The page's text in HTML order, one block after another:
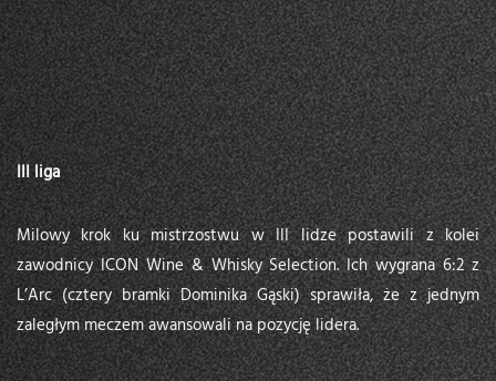
III liga
Milowy krok ku mistrzostwu w III lidze postawili z kolei
zawodnicy ICON Wine & Whisky Selection. Ich wygrana 6:2 z
L’Arc (cztery bramki Dominika Gąski) sprawiła, że z jednym
zaległym meczem awansowali na pozycję lidera.